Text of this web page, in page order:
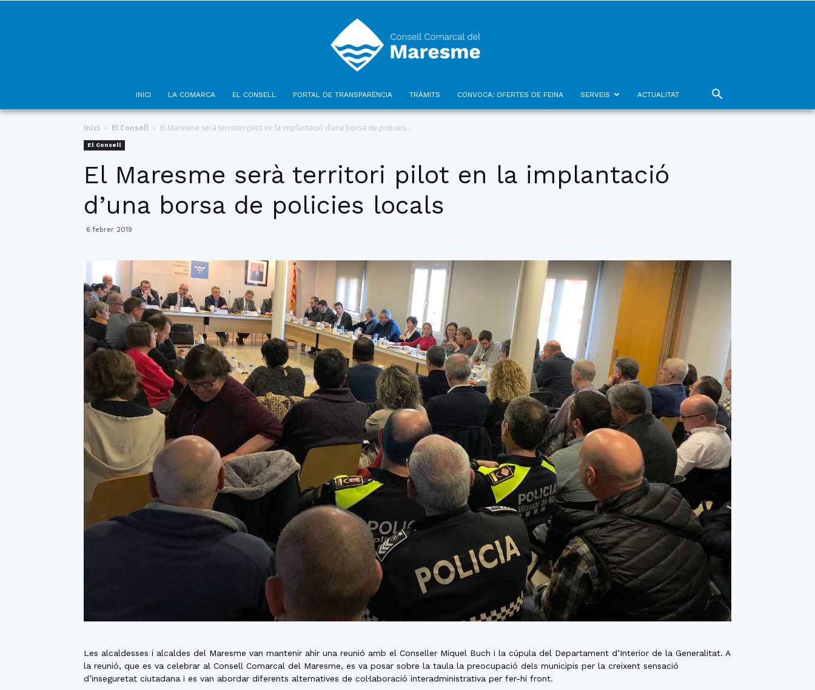
Comarcal
del
Maresme
INICI LA COMARCA EL CONSELL PORTAL DE TRANSPARÈNCIA TRÀMITS CONVOCA: OFERTES DE FEINA SERVEIS ACTUALITAT
Inici El Consell El Maresme serà territori pilot en la implantació d’una borsa de policies...
El Consell
El Maresme serà territori pilot en la implantació
d’una borsa de policies locals
6 febrer 2019
Les alcaldesses i alcaldes del Maresme van mantenir ahir una reunió amb el Conseller Miquel Buch i la cúpula del Departament d’Interior de la Generalitat. A
la reunió, que es va celebrar al Consell Comarcal del Maresme, es va posar sobre la taula la preocupació dels municipis per la creixent sensació
d’inseguretat ciutadana i es van abordar diferents alternatives de col·laboració interadministrativa per fer-hi front.